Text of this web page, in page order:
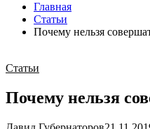
Главная
Статьи
Почему нельзя
Статьи
Почему нельзя